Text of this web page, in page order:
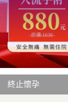
終止懷孕